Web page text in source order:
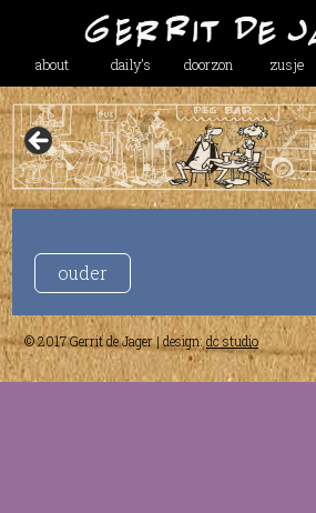
about daily’s doorzon zusje
ouder
© 2017 Gerrit de Jager | design:dc studio